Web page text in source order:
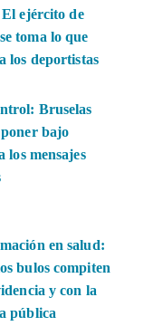
ejército de
toma lo que
los deportistas
Bruselas
bajo
los mensajes
en salud:
bulos compiten
y con la
pública